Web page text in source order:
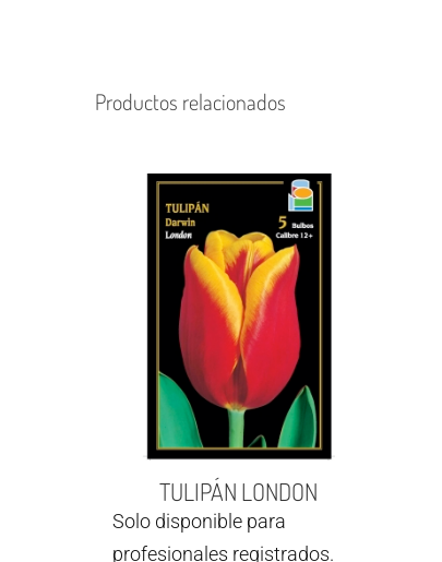
Productos relacionados
TULIPÁN LONDON
Solo disponible para
profesionales registrados.